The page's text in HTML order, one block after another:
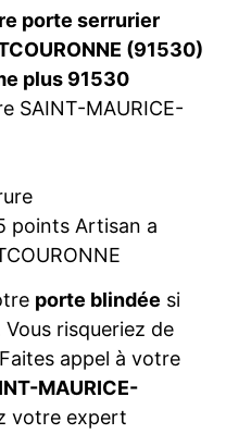
porte serrurier
(91530)
plus 91530
SAINT-MAURICE-
points Artisan a
porte blindée si
Vous risqueriez de
appel à votre
MAURICE-
votre expert